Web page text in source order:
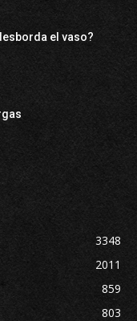
el vaso?
3348
2011
859
803